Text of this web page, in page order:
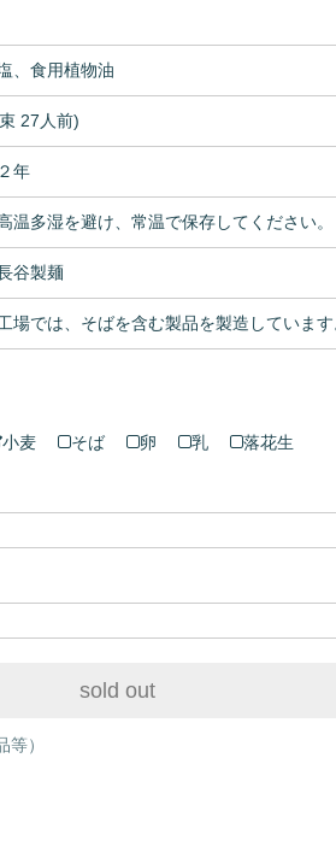
、食用植物油
27人前)
年
温多湿を避け、常温で保存してください。
谷製麺
場では、そばを含む製品を製造しています
小麦 そば 卵 乳 落花生
sold out
）